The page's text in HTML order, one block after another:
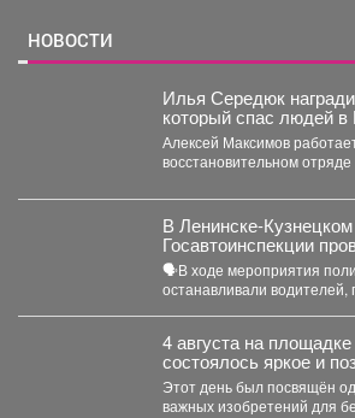
НОВОСТИ
Илья Середюк
который спас людей в
Алексей Максимов
восстановительном
и дорожного комплекса
В Ленинске-
Госавтоинспекции
трезвым в пути»
🗣В ходе мероприятия
останавливали водителей,
4 августа на
состоялось яркое и
мероприятие - "День
Этот день был посвящён
важных изобретений для